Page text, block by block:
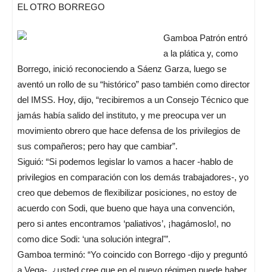
EL OTRO BORREGO
Gamboa Patrón entró
a la plática y, como
Borrego, inició reconociendo a Sáenz Garza, luego se
aventó un rollo de su “histórico” paso también como director
del IMSS. Hoy, dijo, “recibiremos a un Consejo Técnico que
jamás había salido del instituto, y me preocupa ver un
movimiento obrero que hace defensa de los privilegios de
sus compañeros; pero hay que cambiar”.
Siguió: “Si podemos legislar lo vamos a hacer -hablo de
privilegios en comparación con los demás trabajadores-, yo
creo que debemos de flexibilizar posiciones, no estoy de
acuerdo con Sodi, que bueno que haya una convención,
pero si antes encontramos ‘paliativos’, ¡hagámoslo!, no
como dice Sodi: ‘una solución integral'”.
Gamboa terminó: “Yo coincido con Borrego -dijo y preguntó
a Vega-, ¿usted cree que en el nuevo régimen puede haber